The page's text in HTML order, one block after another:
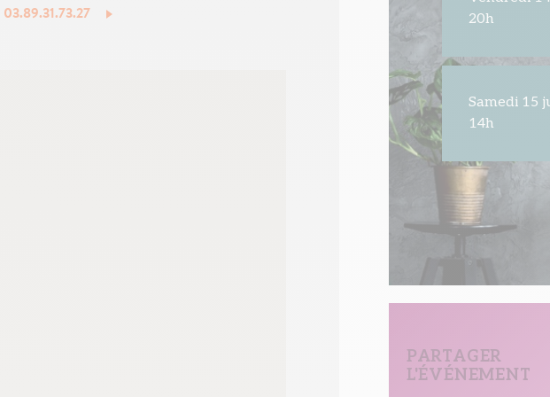
20h
Samedi 15
14h
PARTAGER
L'ÉVÉNEMENT
03.89.31.73.27